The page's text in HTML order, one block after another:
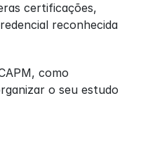
certificações,
reconhecida
como
o seu estudo